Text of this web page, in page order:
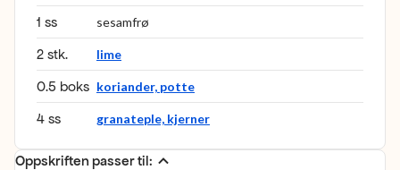
1 ss sesamfrø
2 stk. lime
0.5 boks koriander, potte
4 ss granateple, kjerner
Oppskriften passer til: